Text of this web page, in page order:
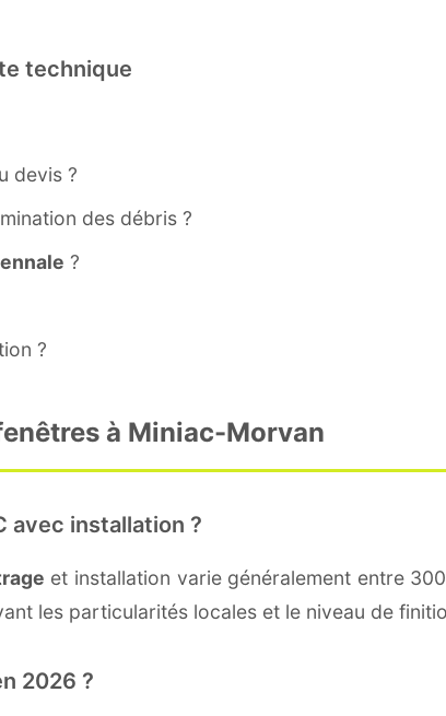
technique
devis ?
des débris ?
?
?
à Miniac-Morvan
avec installation ?
et installation varie généralement entre
les particularités locales et le niveau de
2026 ?